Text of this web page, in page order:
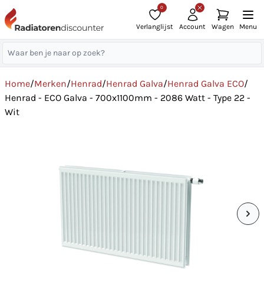
0
Verlanglijst Account Wagen Menu
Home/Merken/Henrad/Henrad Galva/Henrad Galva ECO/
Henrad - ECO Galva - 700x1100mm - 2086 Watt - Type 22 -
Wit